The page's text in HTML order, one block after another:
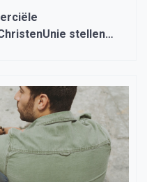
stellen